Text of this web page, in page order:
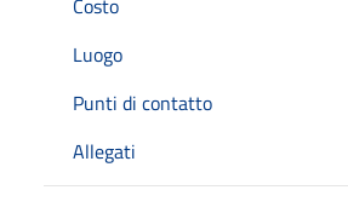
Luogo
Punti di contatto
Allegati